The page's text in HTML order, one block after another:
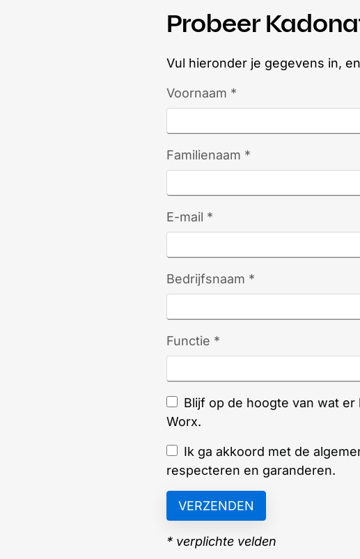
Probeer
Vul hieronder je gegevens in,
Voornaam *
Familienaam *
E-mail *
Bedrijfsnaam *
Functie *
Blijf op de hoogte van wat
Worx.
Ik ga akkoord met de
respecteren en garanderen.
* verplichte velden